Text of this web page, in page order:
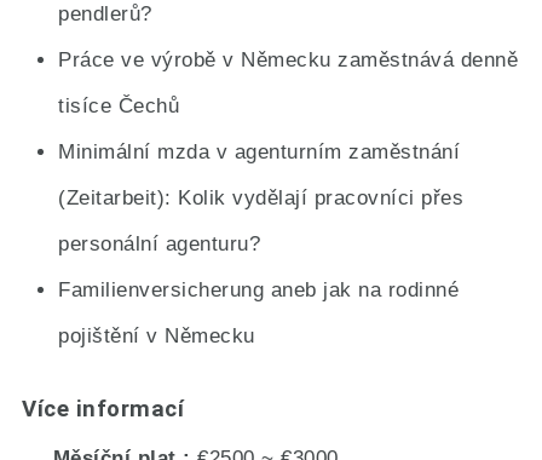
pendlerů?
Práce ve výrobě v Německu zaměstnává denně
tisíce Čechů
Minimální mzda v agenturním zaměstnání
(Zeitarbeit): Kolik vydělají pracovníci přes
personální agenturu?
Familienversicherung aneb jak na rodinné
pojištění v Německu
Více informací